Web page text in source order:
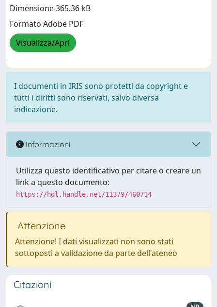
Dimensione 365.36 kB
Formato Adobe PDF
Visualizza/Apri
I documenti in IRIS sono protetti da copyright e
tutti i diritti sono riservati, salvo diversa
indicazione.
Informazioni
Utilizza questo identificativo per citare o creare un
link a questo documento:
https://hdl.handle.net/11379/460714
Attenzione
Attenzione! I dati visualizzati non sono stati
sottoposti a validazione da parte dell'ateneo
Citazioni